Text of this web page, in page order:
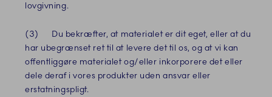
lovgivning.
(3) Du bekræfter, at materialet er dit eget, eller at du
har ubegrænset ret til at levere det til os, og at vi kan
offentliggøre materialet og/eller inkorporere det eller
dele deraf i vores produkter uden ansvar eller
erstatningspligt.